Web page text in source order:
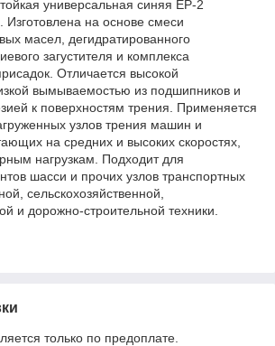
универсальная синяя EP-2
Изготовлена на основе смеси
масел, дегидратированного
загустителя и комплекса
Отличается высокой
вымываемостью из подшипников и
к поверхностям трения. Применяется
узлов трения машин и
на средних и высоких скоростях,
нагрузкам. Подходит для
шасси и прочих узлов транспортных
сельскохозяйственной,
и дорожно-строительной техники.
только по предоплате.